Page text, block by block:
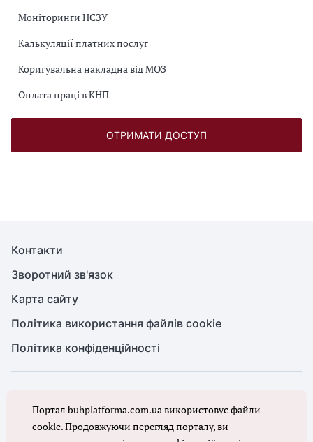
Моніторинги НСЗУ
Калькуляції платних послуг
Коригувальна накладна від МОЗ
Оплата праці в КНП
ОТРИМАТИ ДОСТУП
Контакти
Зворотний зв'язок
Карта сайту
Політика використання файлів cookie
Політика конфіденційності
Повне або часткове копіювання будь-яких матеріалів сайту,
цитування, публікація їх анотованих оглядів допускаються лише з
письмового дозволу редакції сайту Головбух
Портал buhplatforma.com.ua використовує файли
cookie. Продовжуючи перегляд порталу, ви